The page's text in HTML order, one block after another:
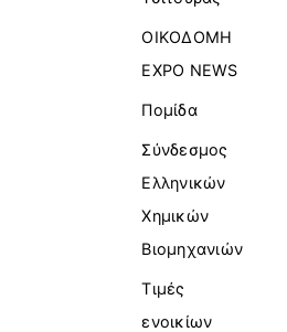
ΟΙΚΟΔΟΜΗ
EXPO NEWS
Πομίδα
Σύνδεσμος
Ελληνικών
Χημικών
Βιομηχανιών
Τιμές
ενοικίων